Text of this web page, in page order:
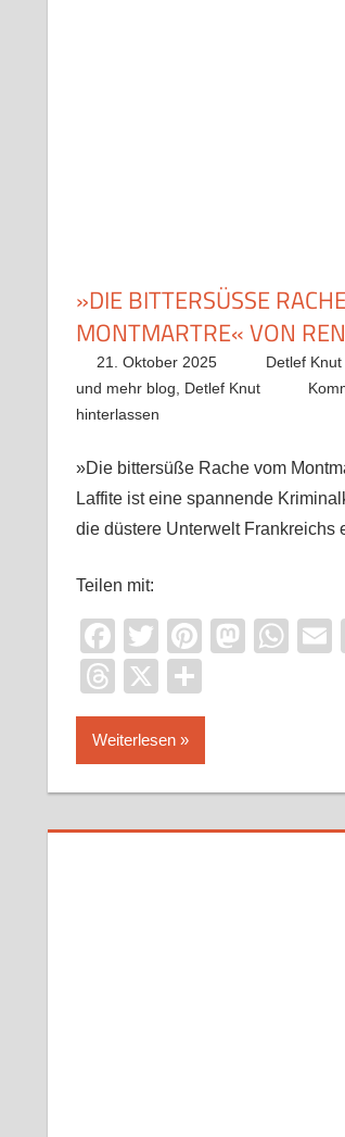
»DIE BITTERSÜSSE RACHE
ONTMARTRE« VON
21. Oktober 2025 Detlef Knut
und mehr blog
Detlef Knut
hinterlassen
»Die bittersüße Rache vom
Laffite ist eine spannende
die düstere Unterwelt Frankreichs
Teilen mit:
Facebook
TwitterPinterest
Threads
X
Weiterlesen